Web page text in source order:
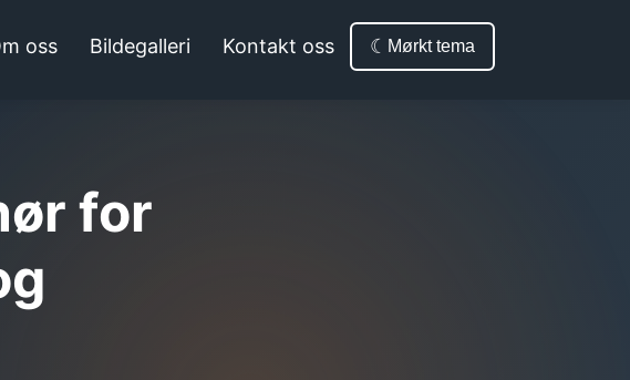
oss Bildegalleri Kontakt oss ☾ Mørkt tema
for